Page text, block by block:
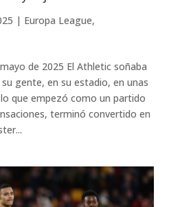
| Europa League,
de 2025 El Athletic soñaba
gente, en su estadio, en unas
que empezó como un partido
terminó convertido en